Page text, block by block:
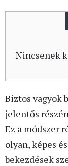
Nincsenek
Biztos vagyok
jelentős
Ez a módszer
olyan, képes
bekezdések